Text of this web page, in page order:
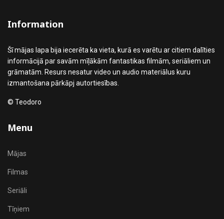
Information
Šī mājas lapa bija iecerēta ka vieta, kurā es varētu ar citiem dalīties
informācijā par savām mīļākām fantastikas filmām, seriāliem un
grāmatām. Resurs nesatur video un audio materiālus kuru
izmantošana pārkāpj autortiesības.
© Teodoro
Menu
Mājas
Filmas
Seriāli
Tīņiem